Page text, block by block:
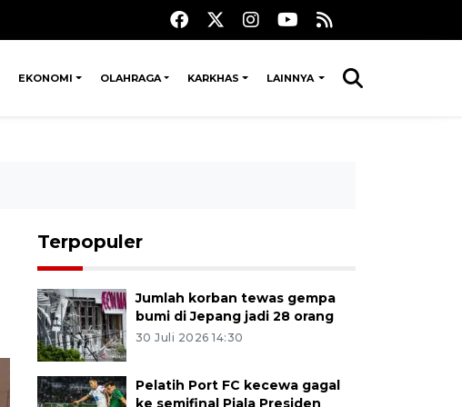
EKONOMI OLAHRAGA KARKHAS LAINNYA
Terpopuler
Jumlah korban tewas gempa
bumi di Jepang jadi 28 orang
30 Juli 2026 14:30
Pelatih Port FC kecewa gagal
ke semifinal Piala Presiden